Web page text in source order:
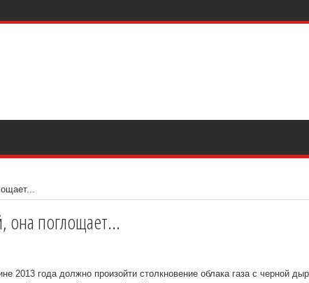
поглощает...
2013 года должно произойти столкновение облака газа с черной